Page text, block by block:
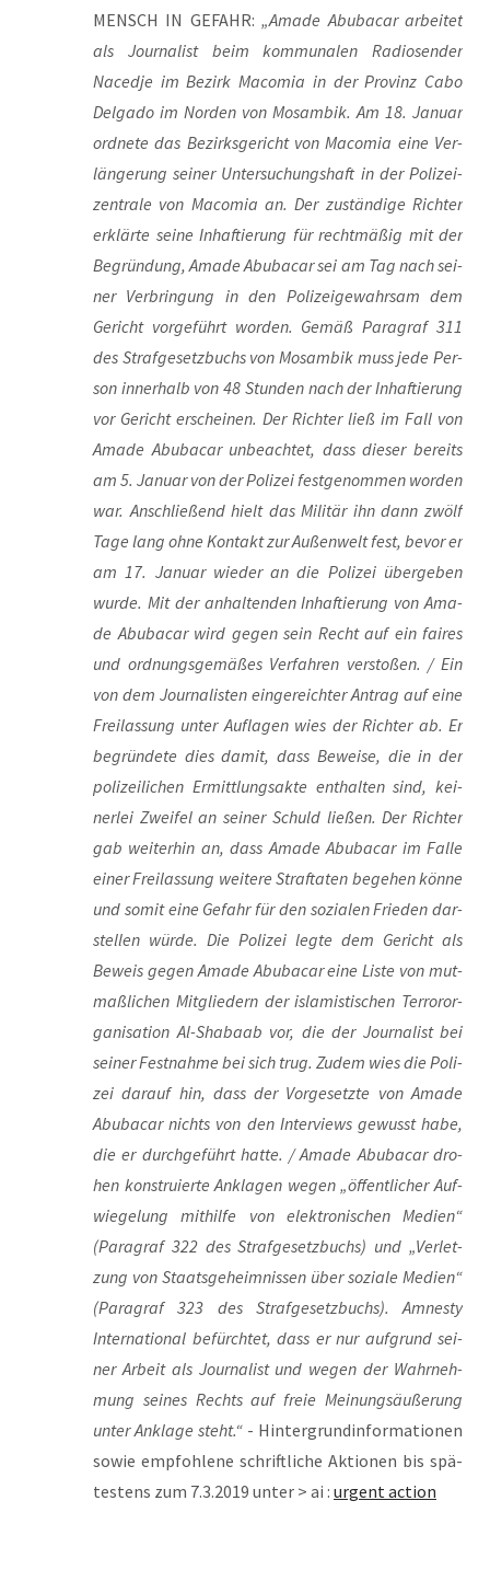
MENSCH IN GEFAHR:„Ama­de Abu­ba­car arbei­tet
als Jour­na­list beim kom­mu­na­len Radio­sen­der
Naced­je im Bezirk Maco­mia in der Pro­vinz Cabo
Del­ga­do im Nor­den von Mosam­bik. Am 18. Janu­ar
ord­ne­te das Bezirks­ge­richt von Maco­mia eine Ver­
län­ge­rung sei­ner Unter­su­chungs­haft in der Poli­zei­
zen­tra­le von Maco­mia an. Der zustän­di­ge Rich­ter
erklär­te sei­ne Inhaf­tie­rung für recht­mä­ßig mit der
Begrün­dung, Ama­de Abu­ba­car sei am Tag nach sei­
ner Ver­brin­gung in den Poli­zei­ge­wahr­sam dem
Gericht vor­ge­führt wor­den. Gemäß Para­graf 311
des Straf­ge­setz­buchs von Mosam­bik muss jede Per­
son inner­halb von 48 Stun­den nach der Inhaf­tie­rung
vor Gericht erschei­nen. Der Rich­ter ließ im Fall von
Ama­de Abu­ba­car unbe­ach­tet, dass die­ser bereits
am 5. Janu­ar von der Poli­zei fest­ge­nom­men wor­den
war. Anschlie­ßend hielt das Mili­tär ihn dann zwölf
Tage lang ohne Kon­takt zur Außen­welt fest, bevor er
am 17. Janu­ar wie­der an die Poli­zei über­ge­ben
wur­de. Mit der anhal­ten­den Inhaf­tie­rung von Ama­
de Abu­ba­car wird gegen sein Recht auf ein fai­res
und ord­nungs­ge­mä­ßes Ver­fah­ren ver­sto­ßen. / Ein
von dem Jour­na­lis­ten ein­ge­reich­ter Antrag auf eine
Frei­las­sung unter Auf­la­gen wies der Rich­ter ab. Er
begrün­de­te dies damit, dass Bewei­se, die in der
poli­zei­li­chen Ermitt­lungs­ak­te ent­hal­ten sind, kei­
ner­lei Zwei­fel an sei­ner Schuld lie­ßen. Der Rich­ter
gab wei­ter­hin an, dass Ama­de Abu­ba­car im Fal­le
einer Frei­las­sung wei­te­re Straf­ta­ten bege­hen kön­ne
und somit eine Gefahr für den sozia­len Frie­den dar­
stel­len wür­de. Die Poli­zei leg­te dem Gericht als
Beweis gegen Ama­de Abu­ba­car eine Lis­te von mut­
maß­li­chen Mit­glie­dern der isla­mis­ti­schen Ter­ror­or­
ga­ni­sa­ti­on Al-Shaba­ab vor, die der Jour­na­list bei
sei­ner Fest­nah­me bei sich trug. Zudem wies die Poli­
zei dar­auf hin, dass der Vor­ge­setz­te von Ama­de
Abu­ba­car nichts von den Inter­views gewusst habe,
die er durch­ge­führt hat­te. / Ama­de Abu­ba­car dro­
hen kon­stru­ier­te Ankla­gen wegen „öffent­li­cher Auf­
wie­ge­lung mit­hil­fe von elek­tro­ni­schen Medi­en“
(Para­graf 322 des Straf­ge­setz­buchs) und „Ver­let­
zung von Staats­ge­heim­nis­sen über sozia­le Medi­en“
(Para­graf 323 des Straf­ge­setz­buchs). Amnes­ty
Inter­na­tio­nal befürch­tet, dass er nur auf­grund sei­
ner Arbeit als Jour­na­list und wegen der Wahr­neh­
mung sei­nes Rechts auf freie Mei­nungs­äu­ße­rung
unter Ankla­ge steht.“ - Hin­ter­grund­in­for­ma­tio­nen
sowie emp­foh­le­ne schrift­li­che Aktio­nen bis spä­
tes­tens zum 7.3.2019 unter > ai : urgent action